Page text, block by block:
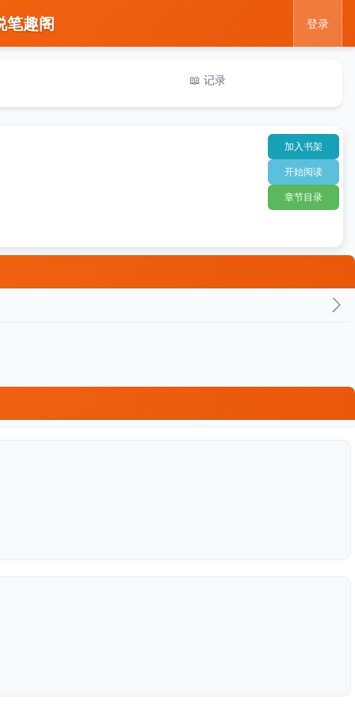
笔趣阁 登录
📖 记录
加入书架
开始阅读
章节目录